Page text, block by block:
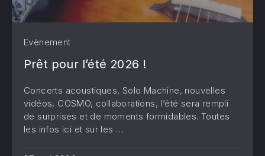
Evènement
Prêt pour l’été 2026 !
Concerts acoustiques, Solo Machine, nouvelles
vidéos, COSMO, collaborations, l’été sera rempli
de surprises et de moments formidables. Toutes
les infos ici et sur les …